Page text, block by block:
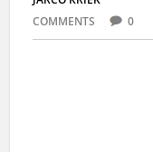
COMMENTS
0